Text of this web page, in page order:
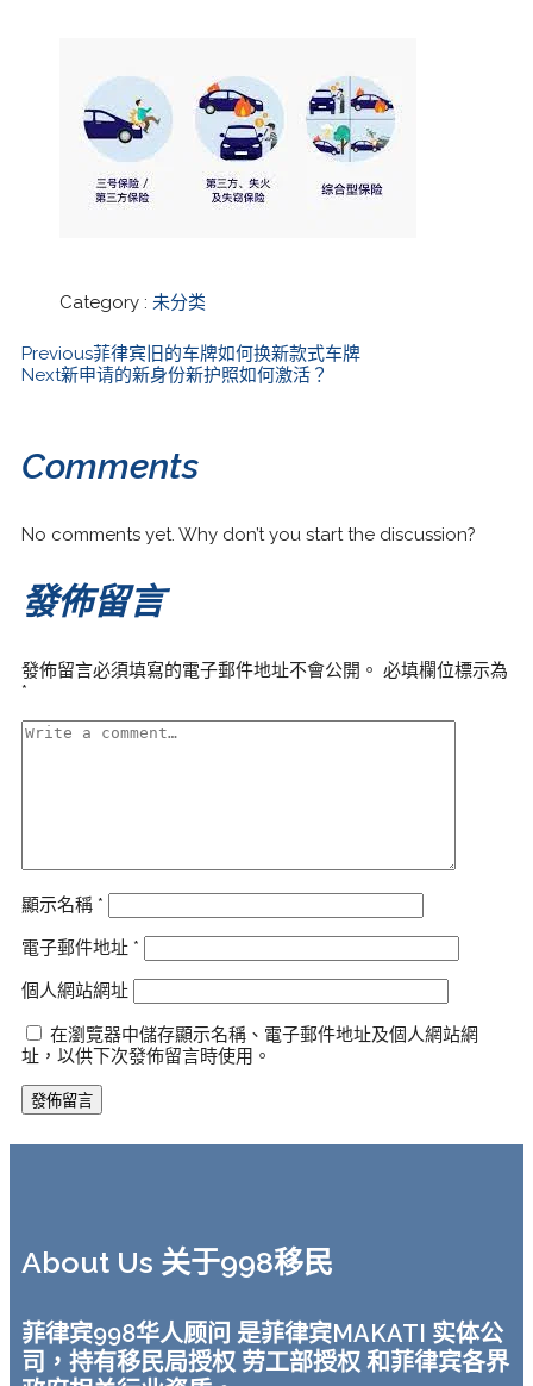
Category : 未分类
Previous菲律宾旧的车牌如何换新款式车牌
Next新申请的新身份新护照如何激活？
Comments
No comments yet. Why don’t you start the discussion?
發佈留言
發佈留言必須填寫的電子郵件地址不會公開。 必填欄位標示為
*
顯示名稱 *
電子郵件地址 *
個人網站網址
在瀏覽器中儲存顯示名稱、電子郵件地址及個人網站網
址，以供下次發佈留言時使用。
About Us 关于998移民
菲律宾998华人顾问 是菲律宾MAKATI 实体公
司，持有移民局授权 劳工部授权 和菲律宾各界